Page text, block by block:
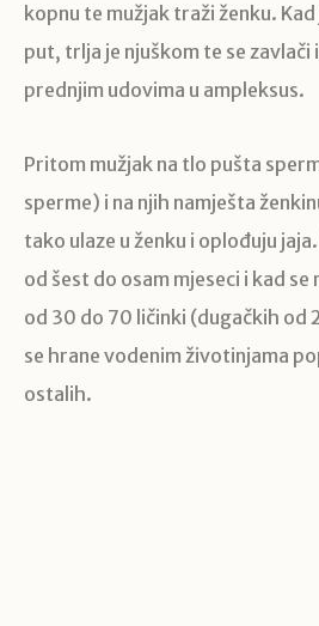
kopnu te mužjak traži ženku.
put, trlja je njuškom te se zavlači
prednjim udovima u ampleksus.
Pritom mužjak na tlo pušta
sperme) i na njih namješta
tako ulaze u ženku i oplođuju
od šest do osam mjeseci i kad
od 30 do 70 ličinki (dugačkih od
se hrane vodenim životinjama
ostalih.